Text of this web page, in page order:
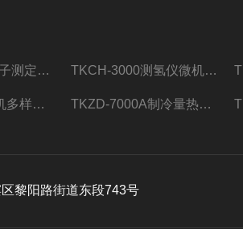
TKCFL-9氟氯离子测定仪自动煤质检测 TKCH-3000测氢仪微机氢元素测定煤质检测
TKDLY-8000微机多样测硫仪自动定硫仪化验室硫含量测定 TKZD-7000A制冷量热仪自动升降热值仪煤质检测
黎阳路街道东段743号